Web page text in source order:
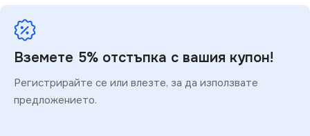
Вземете 5% отстъпка с вашия купон!
Регистрирайте се или влезте, за да използвате
предложението.